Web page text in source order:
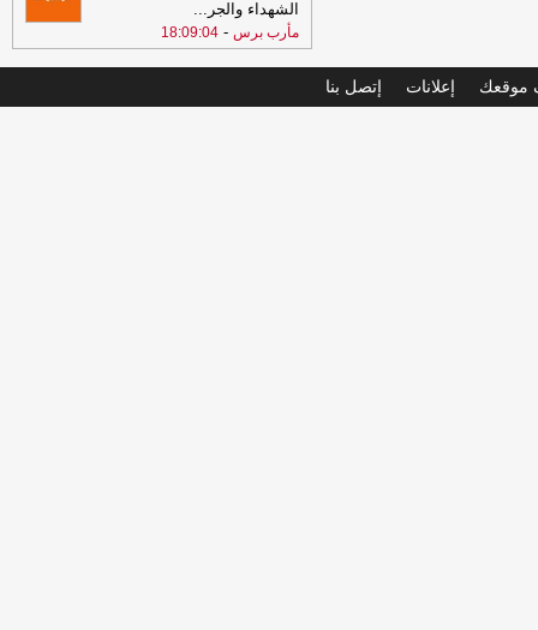
الشهداء والجر ...
مأرب برس -
18:09:04
موقعك إعلانات إتصل بنا